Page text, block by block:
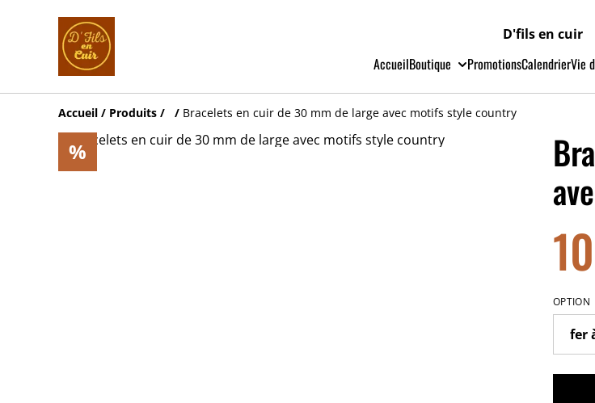
D'fils en cuir
AccueilBoutique PromotionsCalendrierVie
Accueil / Produits / / Bracelets en cuir de 30 mm de large avec motifs style country
%
OPTION